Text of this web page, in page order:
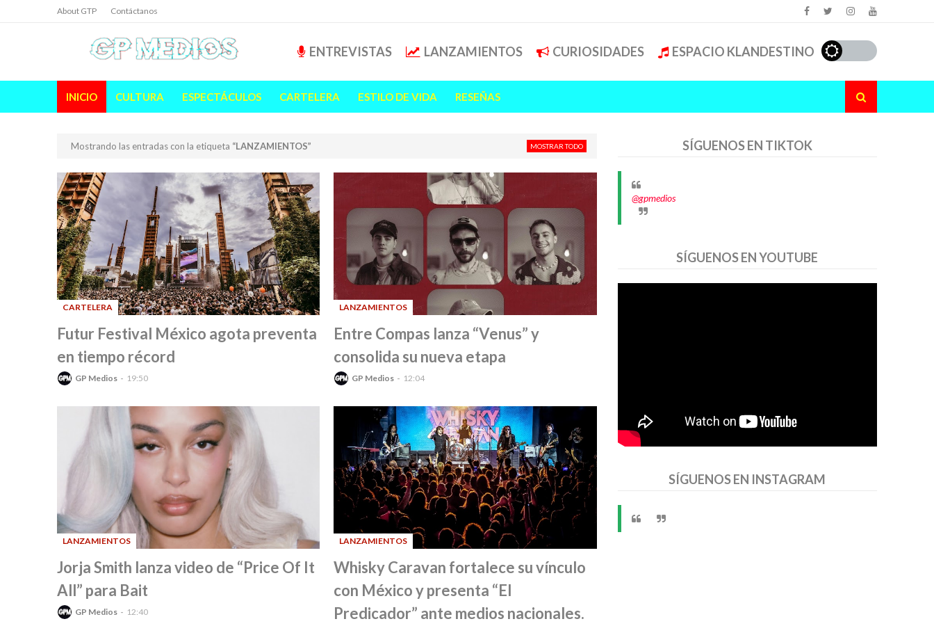
About GTP Contáctanos
ENTREVISTAS LANZAMIENTOS CURIOSIDADES ESPACIO KLANDESTINO
INICIO CULTURA ESPECTÁCULOS CARTELERA ESTILO DE VIDA RESEÑAS
Mostrando las entradas con la etiqueta LANZAMIENTOS MOSTRAR TODO
CARTELERA
Futur Festival México agota preventa
en tiempo récord
GP Medios 19:50
LANZAMIENTOS
Entre Compas lanza “Venus” y
consolida su nueva etapa
GP Medios 12:04
LANZAMIENTOS
Jorja Smith lanza video de “Price Of It
All” para Bait
GP Medios 12:40
LANZAMIENTOS
Whisky Caravan fortalece su vínculo
con México y presenta “El
Predicador” ante medios nacionales.
SÍGUENOS EN TIKTOK
@gpmedios
SÍGUENOS EN YOUTUBE
SÍGUENOS EN INSTAGRAM